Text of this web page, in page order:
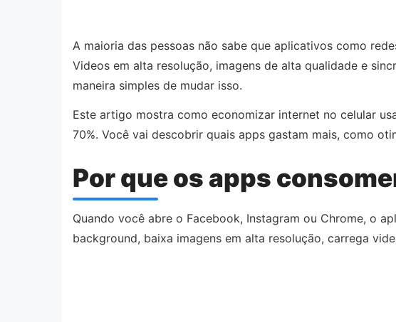
A maioria das pessoas não sabe que aplicativos como
Videos em alta resolução, imagens de alta qualidade e
maneira simples de mudar isso.
Este artigo mostra como economizar internet no celular
70%. Você vai descobrir quais apps gastam mais, como
Por que os apps
Quando você abre o Facebook, Instagram ou Chrome, o
background, baixa imagens em alta resolução, carrega